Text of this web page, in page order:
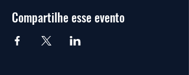
Compartilhe esse evento